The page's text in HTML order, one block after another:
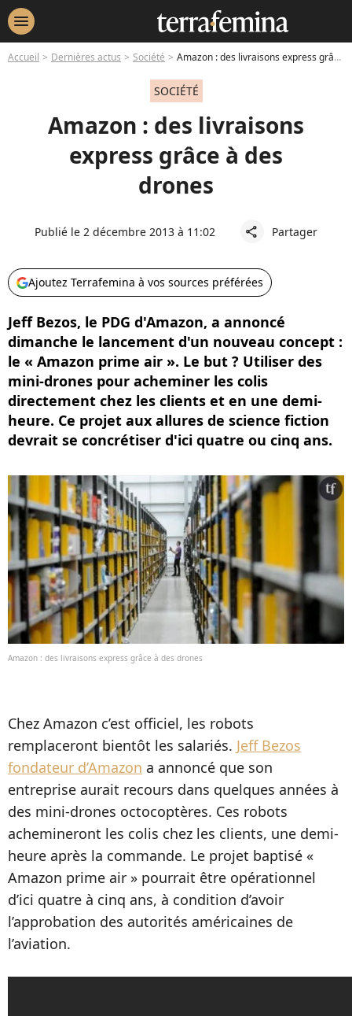
menu
Accueil Dernières actus Société Amazon : des livraisons express grâce à des drones
SOCIÉTÉ
Amazon : des livraisons
express grâce à des
drones
Publié le 2 décembre 2013 à 11:02 share Partager
Ajoutez Terrafemina à vos sources préférées
Jeff Bezos, le PDG d'Amazon, a annoncé
dimanche le lancement d'un nouveau concept :
le « Amazon prime air ». Le but ? Utiliser des
mini-drones pour acheminer les colis
directement chez les clients et en une demi-
heure. Ce projet aux allures de science fiction
devrait se concrétiser d'ici quatre ou cinq ans.
Amazon : des livraisons express grâce à des drones
Chez Amazon c’est officiel, les robots
remplaceront bientôt les salariés. Jeff Bezos
fondateur d’Amazon a annoncé que son
entreprise aurait recours dans quelques années à
des mini-drones octocoptères. Ces robots
achemineront les colis chez les clients, une demi-
heure après la commande. Le projet baptisé «
Amazon prime air » pourrait être opérationnel
d’ici quatre à cinq ans, à condition d’avoir
l’approbation des autorités américaines de
l’aviation.